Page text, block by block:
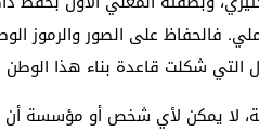
فالحفاظ على الصور والرموز
التي شكلت قاعدة بناء هذا الوطن
لا يمكن لأي شخص أو مؤسسة أن